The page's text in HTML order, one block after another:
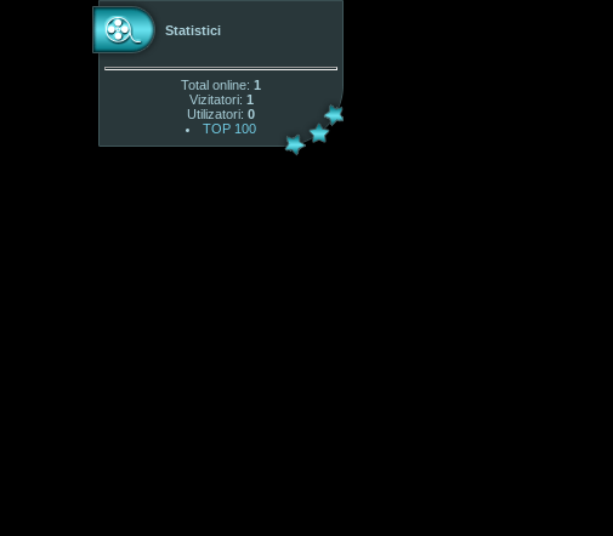
Statistici
Total online: 1
Vizitatori: 1
Utilizatori: 0
TOP 100